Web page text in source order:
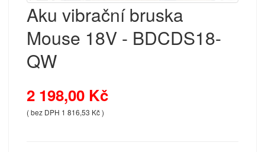
Aku vibrační bruska
Mouse 18V - BDCDS18-
QW
2 198,00 Kč
( bez DPH 1 816,53 Kč )